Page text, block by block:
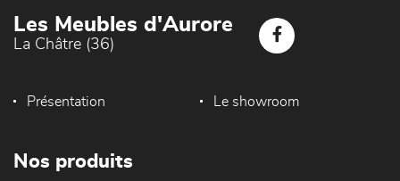
Les Meubles d'Aurore
La Châtre (36)
Présentation Le showroom
Nos produits